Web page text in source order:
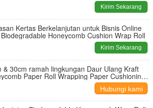
Kirim Sekarang
Kertas Berkelanjutan untuk Bisnis Online
Honeycomb Cushion Wrap Roll
Kirim Sekarang
& 30cm ramah lingkungan Daur Ulang Kraft
Paper Roll Wrapping Paper Cushioning
Hubungi kami